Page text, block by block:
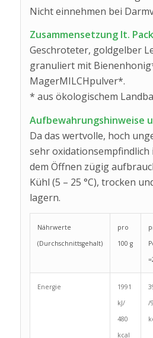
Nicht einnehmen bei
Zusammensetzung lt.
Geschroteter, goldgelber
granuliert mit
MagerMILCHpulver*.
* aus ökologischem
Aufbewahrungshinweise
Da das wertvolle, hoch
sehr oxidationsempfindlich
dem Öffnen zügig
Kühl (5 – 25 °C), trocken
lagern.
Nährwerte
(Durchschnittsgehalt)
pro
100 g
Energie
1991
kJ/
480
kcal
/